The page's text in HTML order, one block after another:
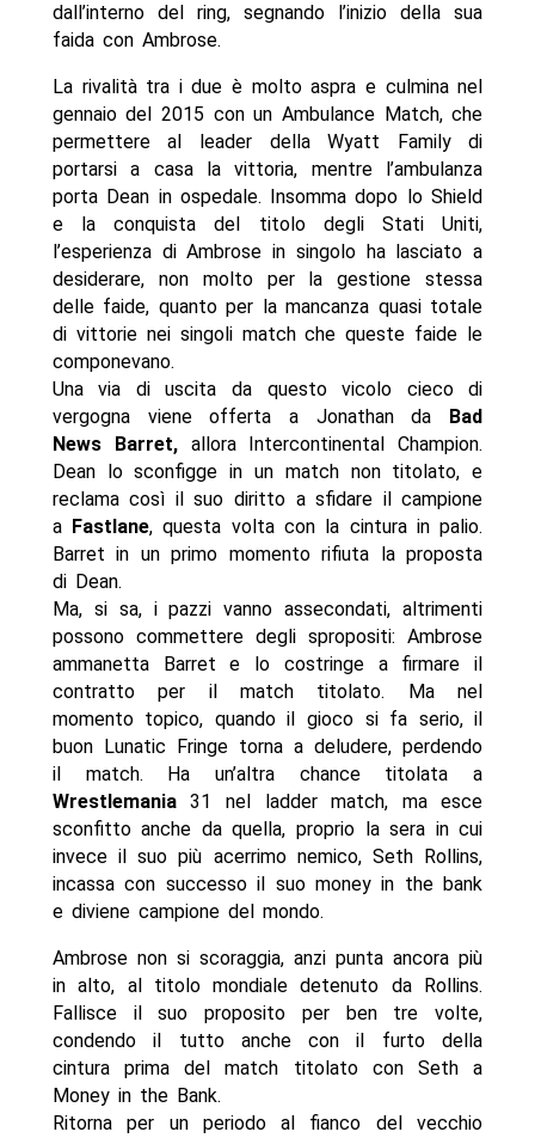
dall’interno del ring, segnando l’inizio della sua
faida con Ambrose.
La rivalità tra i due è molto aspra e culmina nel
gennaio del 2015 con un Ambulance Match, che
permettere al leader della Wyatt Family di
portarsi a casa la vittoria, mentre l’ambulanza
porta Dean in ospedale. Insomma dopo lo Shield
e la conquista del titolo degli Stati Uniti,
l’esperienza di Ambrose in singolo ha lasciato a
desiderare, non molto per la gestione stessa
delle faide, quanto per la mancanza quasi totale
di vittorie nei singoli match che queste faide le
componevano.
Una via di uscita da questo vicolo cieco di
vergogna viene offerta a Jonathan da
Bad
News Barret,allora Intercontinental Champion.
Dean lo sconfigge in un match non titolato, e
reclama così il suo diritto a sfidare il campione
a Fastlane, questa volta con la cintura in palio.
Barret in un primo momento rifiuta la proposta
di Dean.
Ma, si sa, i pazzi vanno assecondati, altrimenti
possono commettere degli spropositi: Ambrose
ammanetta Barret e lo costringe a firmare il
contratto per il match titolato. Ma nel
momento topico, quando il gioco si fa serio, il
buon Lunatic Fringe torna a deludere, perdendo
il match. Ha un’altra chance titolata a
Wrestlemania31 nel ladder match, ma esce
sconfitto anche da quella, proprio la sera in cui
invece il suo più acerrimo nemico, Seth Rollins,
incassa con successo il suo money in the bank
e diviene campione del mondo.
Ambrose non si scoraggia, anzi punta ancora più
in alto, al titolo mondiale detenuto da Rollins.
Fallisce il suo proposito per ben tre volte,
condendo il tutto anche con il furto della
cintura prima del match titolato con Seth a
Money in the Bank.
Ritorna per un periodo al fianco del vecchio